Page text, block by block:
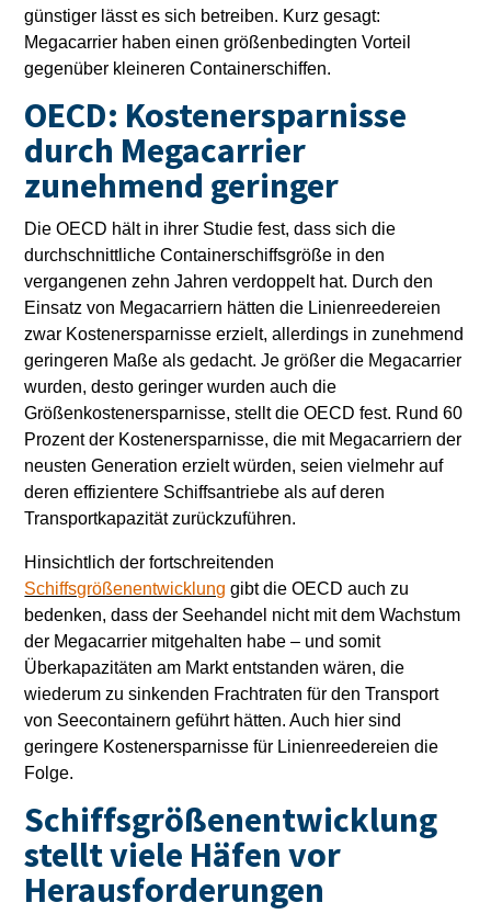
günstiger lässt es sich betreiben. Kurz gesagt:
Megacarrier haben einen größenbedingten Vorteil
gegenüber kleineren Containerschiffen.
OECD: Kostenersparnisse
durch Megacarrier
zunehmend geringer
Die OECD hält in ihrer Studie fest, dass sich die
durchschnittliche Containerschiffsgröße in den
vergangenen zehn Jahren verdoppelt hat. Durch den
Einsatz von Megacarriern hätten die Linienreedereien
zwar Kostenersparnisse erzielt, allerdings in zunehmend
geringeren Maße als gedacht. Je größer die Megacarrier
wurden, desto geringer wurden auch die
Größenkostenersparnisse, stellt die OECD fest. Rund 60
Prozent der Kostenersparnisse, die mit Megacarriern der
neusten Generation erzielt würden, seien vielmehr auf
deren effizientere Schiffsantriebe als auf deren
Transportkapazität zurückzuführen.
Hinsichtlich der fortschreitenden
Schiffsgrößenentwicklung gibt die OECD auch zu
bedenken, dass der Seehandel nicht mit dem Wachstum
der Megacarrier mitgehalten habe – und somit
Überkapazitäten am Markt entstanden wären, die
wiederum zu sinkenden Frachtraten für den Transport
von Seecontainern geführt hätten. Auch hier sind
geringere Kostenersparnisse für Linienreedereien die
Folge.
Schiffsgrößenentwicklung
stellt viele Häfen vor
Herausforderungen